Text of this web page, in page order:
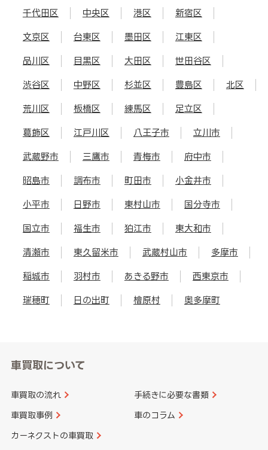
千代田区 中央区 港区 新宿区
文京区 台東区 墨田区 江東区
品川区 目黒区 大田区 世田谷区
渋谷区 中野区 杉並区 豊島区 北区
荒川区 板橋区 練馬区 足立区
葛飾区 江戸川区 八王子市 立川市
武蔵野市 三鷹市 青梅市 府中市
昭島市 調布市 町田市 小金井市
小平市 日野市 東村山市 国分寺市
国立市 福生市 狛江市 東大和市
清瀬市 東久留米市 武蔵村山市 多摩市
稲城市 羽村市 あきる野市 西東京市
瑞穂町 日の出町 檜原村 奥多摩町
車買取について
車買取の流れ 手続きに必要な書類
車買取事例 車のコラム
カーネクストの車買取